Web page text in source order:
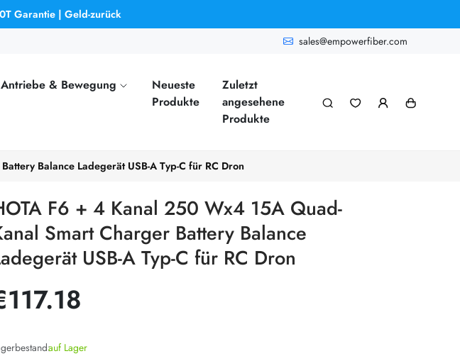
Garantie | Geld-zurück
sales@empowerfiber.com
Antriebe & Bewegung
Neueste
Produkte
Zuletzt
angesehene
Produkte
Balance Ladegerät USB-A Typ-C für RC Dron
F6 + 4 Kanal 250 Wx4 15A Quad-
Smart Charger Battery Balance
USB-A Typ-C für RC Dron
auf Lager